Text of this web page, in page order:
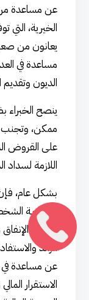
عن مساعدة
الخيرية،
يعانون من
مساعدة في
الديون وتقديم
ينصح
ممكن، وتجنب
على القروض
اللازمة لسداد
بشكل عام،
للميزانية
بتقليل
الزائد
عن مساعدة في
الاستقرار